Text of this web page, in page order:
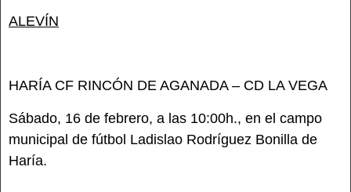
ALEVÍN
HARÍA CF RINCÓN DE AGANADA – CD LA VEGA
Sábado, 16 de febrero, a las 10:00h., en el campo
municipal de fútbol Ladislao Rodríguez Bonilla de
Haría.